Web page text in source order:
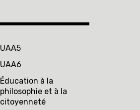
UAA5
UAA6
Éducation à la
philosophie et à la
citoyenneté